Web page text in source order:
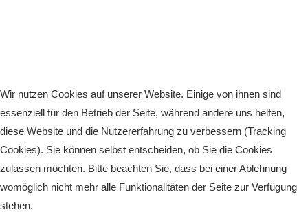
Wir nutzen Cookies auf unserer Website. Einige von ihnen sind
essenziell für den Betrieb der Seite, während andere uns helfen,
diese Website und die Nutzererfahrung zu verbessern (Tracking
Cookies). Sie können selbst entscheiden, ob Sie die Cookies
zulassen möchten. Bitte beachten Sie, dass bei einer Ablehnung
womöglich nicht mehr alle Funktionalitäten der Seite zur Verfügung
stehen.